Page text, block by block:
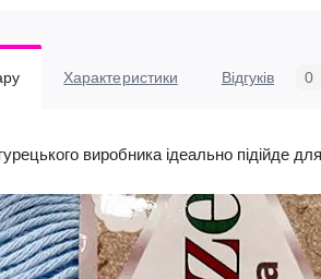
Характеристики Відгуків 0
виробника ідеально підійде